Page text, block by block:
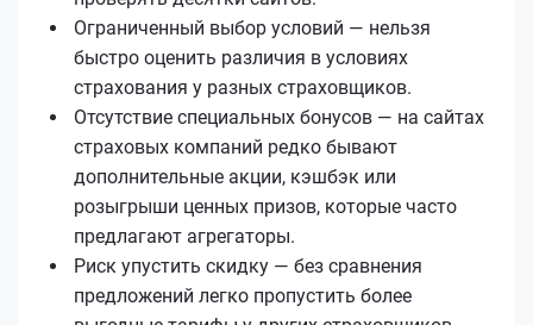
Ограниченный выбор условий — нельзя
быстро оценить различия в условиях
страхования у разных страховщиков.
Отсутствие специальных бонусов — на сайтах
страховых компаний редко бывают
дополнительные акции, кэшбэк или
розыгрыши ценных призов, которые часто
предлагают агрегаторы.
Риск упустить скидку — без сравнения
предложений легко пропустить более